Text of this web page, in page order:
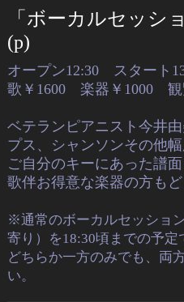
「ボーカルセッシ
(p)
オープン12:30 スタート
歌￥1600 楽器￥1000 観
ベテランピアニスト今井
プス、シャンソンその他
ご自分のキーにあった譜
歌伴お得意な楽器の方も
※通常のボーカルセッショ
寄り）を18:30頃までの予定
どちらか一方のみでも、両
い。